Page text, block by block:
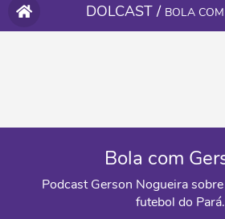
DOLCAST / BOLA
Bola com
Podcast Gerson Nogueira
futebol do Pará.